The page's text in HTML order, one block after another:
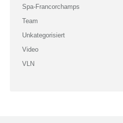
Spa-Francorchamps
Team
Unkategorisiert
Video
VLN